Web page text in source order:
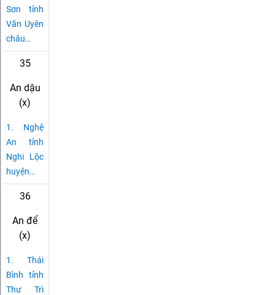
Sơn tỉnh
Văn Uyên
châu…
35
An dậu
(x)
1. Nghệ
An tỉnh
Nghi Lộc
huyện…
36
An để
(x)
1. Thái
Bình tỉnh
Thư Trì